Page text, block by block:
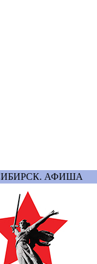
АФИША